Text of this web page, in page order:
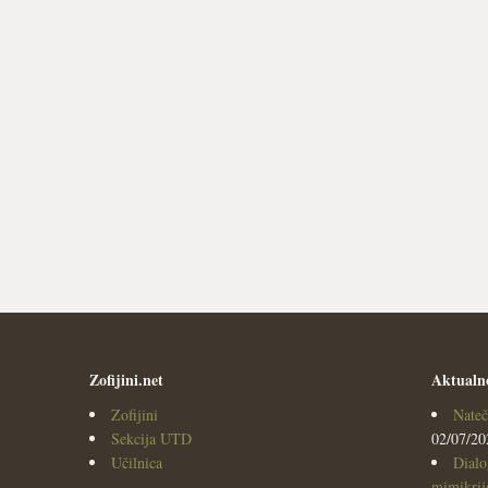
Zofijini.net
Zofijini
Sekcija UTD
Učilnica
02/07/